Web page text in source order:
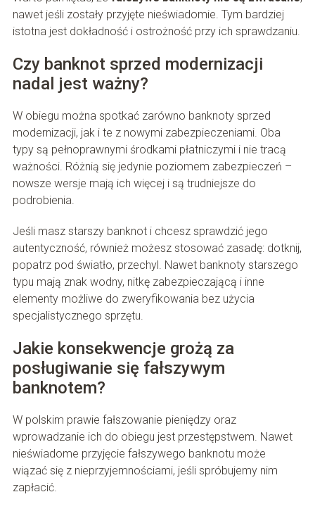
nawet jeśli zostały przyjęte nieświadomie. Tym bardziej
istotna jest dokładność i ostrożność przy ich sprawdzaniu.
Czy banknot sprzed modernizacji
nadal jest ważny?
W obiegu można spotkać zarówno banknoty sprzed
modernizacji, jak i te z nowymi zabezpieczeniami. Oba
typy są pełnoprawnymi środkami płatniczymi i nie tracą
ważności. Różnią się jedynie poziomem zabezpieczeń –
nowsze wersje mają ich więcej i są trudniejsze do
podrobienia.
Jeśli masz starszy banknot i chcesz sprawdzić jego
autentyczność, również możesz stosować zasadę: dotknij,
popatrz pod światło, przechyl. Nawet banknoty starszego
typu mają znak wodny, nitkę zabezpieczającą i inne
elementy możliwe do zweryfikowania bez użycia
specjalistycznego sprzętu.
Jakie konsekwencje grożą za
posługiwanie się fałszywym
banknotem?
W polskim prawie fałszowanie pieniędzy oraz
wprowadzanie ich do obiegu jest przestępstwem. Nawet
nieświadome przyjęcie fałszywego banknotu może
wiązać się z nieprzyjemnościami, jeśli spróbujemy nim
zapłacić.